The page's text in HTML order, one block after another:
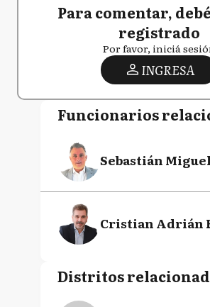
Para comentar,
registrado
Por favor, iniciá
INGRESA
Funcionarios
Sebastián
Cristian Adrián
Distritos